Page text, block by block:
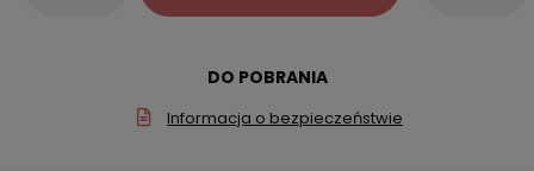
DO POBRANIA
Informacja o bezpieczeństwie